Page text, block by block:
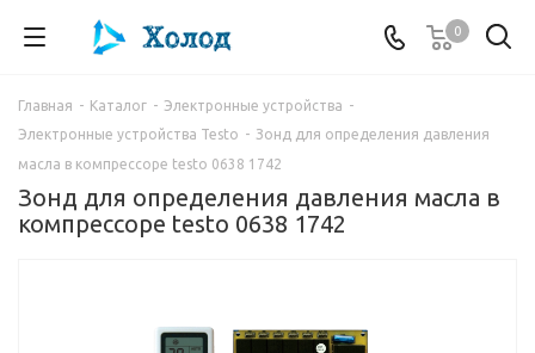
0
Главная - Каталог - Электронные устройства -
Электронные устройства Testo - Зонд для определения давления
масла в компрессоре testo 0638 1742
Зонд для определения давления масла в
компрессоре testo 0638 1742